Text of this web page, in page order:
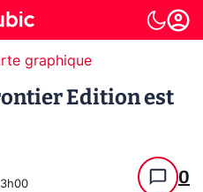
graphique
Edition est
0